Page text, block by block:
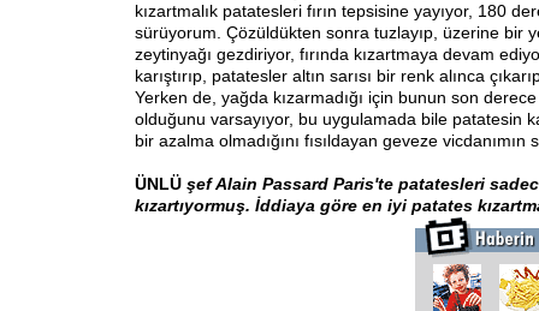
kızartmalık patatesleri fırın tepsisine yayıyor, 180
sürüyorum. Çözüldükten sonra tuzlayıp, üzerine bir
zeytinyağı gezdiriyor, fırında kızartmaya devam
karıştırıp, patatesler altın sarısı bir renk alınca
Yerken de, yağda kızarmadığı için bunun son derece
olduğunu varsayıyor, bu uygulamada bile patatesin
bir azalma olmadığını fısıldayan geveze
ÜNLÜ şef Alain Passard Paris'te patatesleri
kızartıyormuş. İddiaya göre en iyi patates